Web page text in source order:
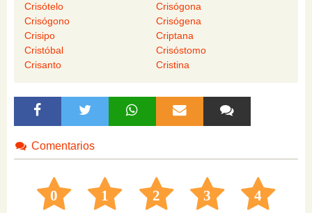
Crisótelo
Crisógona
Crisógono
Crisógena
Crisipo
Criptana
Cristóbal
Crisóstomo
Crisanto
Cristina
Comentarios
0 1 2 3 4